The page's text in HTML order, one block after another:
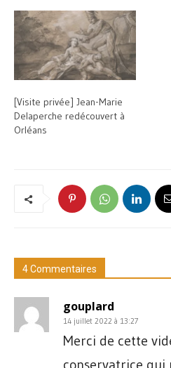
[Visite privée] Jean-Marie
Delaperche redécouvert à
Orléans
4 Commentaires
gouplard
14 juillet 2022 à 13:27
Merci de cette
conservatrice qui